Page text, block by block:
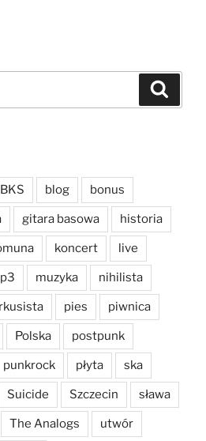
BKS blog bonus
gitara basowa historia
koncert live
muzyka nihilista
pies piwnica
Polska postpunk
punkrock płyta ska
Suicide Szczecin sława
The Analogs utwór